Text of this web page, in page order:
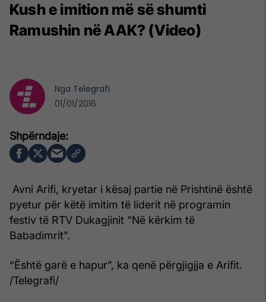
Kush e imition më së shumti
Ramushin në AAK? (Video)
Avni Arifi, kryetar i kësaj partie në Prishtinë është
pyetur për këtë imitim të liderit në programin
festiv të RTV Dukagjinit “Në kërkim të
Babadimrit”.
“Është garë e hapur”, ka qenë përgjigjja e Arifit.
/Telegrafi/
Nga Telegrafi
01/01/2016